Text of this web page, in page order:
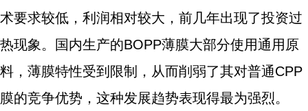
术要求较低，利润相对较大，前几年出现了投资过
热现象。国内生产的BOPP薄膜大部分使用通用原
料，薄膜特性受到限制，从而削弱了其对普通CPP
膜的竞争优势，这种发展趋势表现得最为强烈。